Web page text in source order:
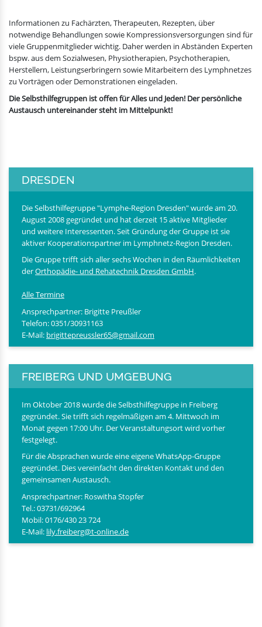
Informationen zu Fachärzten, Therapeuten, Rezepten, über
notwendige Behandlungen sowie Kompressionsversorgungen sind für
viele Gruppenmitglieder wichtig. Daher werden in Abständen Experten
bspw. aus dem Sozialwesen, Physiotherapien, Psychotherapien,
Herstellern, Leistungserbringern sowie Mitarbeitern des Lymphnetzes
zu Vorträgen oder Demonstrationen eingeladen.
Die Selbsthilfegruppen ist offen für Alles und Jeden! Der persönliche
Austausch untereinander steht im Mittelpunkt!
DRESDEN
Die Selbsthilfegruppe "Lymphe-Region Dresden" wurde am 20.
August 2008 gegründet und hat derzeit 15 aktive Mitglieder
und weitere Interessenten. Seit Gründung der Gruppe ist sie
aktiver Kooperationspartner im Lymphnetz-Region Dresden.
Die Gruppe trifft sich aller sechs Wochen in den Räumlichkeiten
derOrthopädie- und Rehatechnik Dresden GmbH.
Alle Termine
Ansprechpartner: Brigitte Preußler
Telefon: 0351/30931163
E-Mail: brigittepreussler65@gmail.com
FREIBERG UND UMGEBUNG
Im Oktober 2018 wurde die Selbsthilfegruppe in Freiberg
gegründet. Sie trifft sich regelmäßigen am 4. Mittwoch im
Monat gegen 17:00 Uhr. Der Veranstaltungsort wird vorher
festgelegt.
Für die Absprachen wurde eine eigene WhatsApp-Gruppe
gegründet. Dies vereinfacht den direkten Kontakt und den
gemeinsamen Austausch.
Ansprechpartner: Roswitha Stopfer
Tel.: 03731/692964
Mobil: 0176/430 23 724
E-Mail: lily.freiberg@t-online.de